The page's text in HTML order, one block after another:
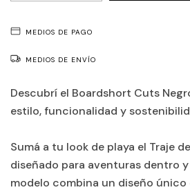
MEDIOS DE PAGO
MEDIOS DE ENVÍO
Descubrí el Boardshort Cuts
estilo, funcionalidad y
Sumá a tu look de playa el Traje
diseñado para aventuras dentro
modelo combina un diseño